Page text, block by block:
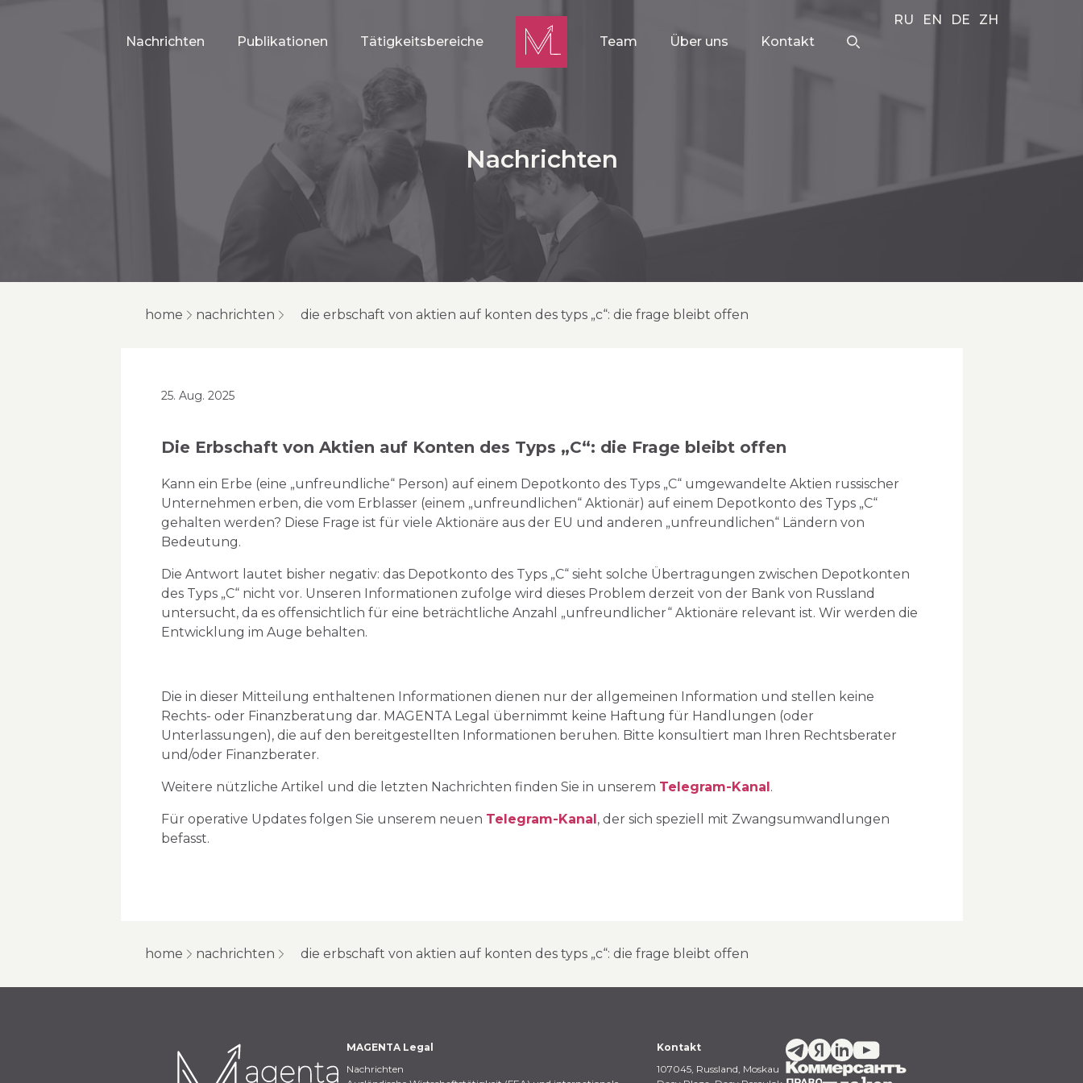
Nachrichten Publikationen Tätigkeitsbereiche Team Über uns Kontakt
RU EN DE ZH
Nachrichten
home nachrichten die erbschaft von aktien auf konten des typs „c“: die frage bleibt offen
25. Aug. 2025
Die Erbschaft von Aktien auf Konten des Typs „C“: die Frage bleibt offen
Kann ein Erbe (eine „unfreundliche“ Person) auf einem Depotkonto des Typs „C“ umgewandelte Aktien russischer
Unternehmen erben, die vom Erblasser (einem „unfreundlichen“ Aktionär) auf einem Depotkonto des Typs „C“
gehalten werden? Diese Frage ist für viele Aktionäre aus der EU und anderen „unfreundlichen“ Ländern von
Bedeutung.
Die Antwort lautet bisher negativ: das Depotkonto des Typs „C“ sieht solche Übertragungen zwischen Depotkonten
des Typs „C“ nicht vor. Unseren Informationen zufolge wird dieses Problem derzeit von der Bank von Russland
untersucht, da es offensichtlich für eine beträchtliche Anzahl „unfreundlicher“ Aktionäre relevant ist. Wir werden die
Entwicklung im Auge behalten.
Die in dieser Mitteilung enthaltenen Informationen dienen nur der allgemeinen Information und stellen keine
Rechts- oder Finanzberatung dar. MAGENTA Legal übernimmt keine Haftung für Handlungen (oder
Unterlassungen), die auf den bereitgestellten Informationen beruhen. Bitte konsultiert man Ihren Rechtsberater
und/oder Finanzberater.
Weitere nützliche Artikel und die letzten Nachrichten finden Sie in unserem Telegram-Kanal.
Für operative Updates folgen Sie unserem neuen Telegram-Kanal, der sich speziell mit Zwangsumwandlungen
befasst.
home nachrichten die erbschaft von aktien auf konten des typs „c“: die frage bleibt offen
MAGENTA Legal
Nachrichten
Kontakt
107045, Russland, Moskau